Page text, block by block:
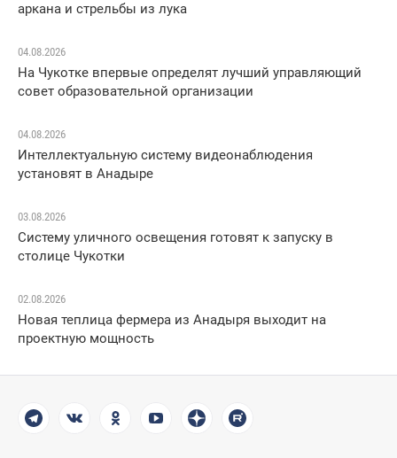
аркана и стрельбы из лука
04.08.2026
На Чукотке впервые определят лучший управляющий
совет образовательной организации
04.08.2026
Интеллектуальную систему видеонаблюдения
установят в Анадыре
03.08.2026
Систему уличного освещения готовят к запуску в
столице Чукотки
02.08.2026
Новая теплица фермера из Анадыря выходит на
проектную мощность